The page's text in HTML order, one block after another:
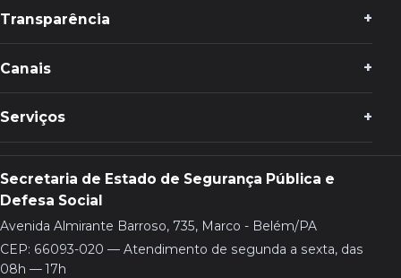
Transparência
Canais
Serviços
Secretaria de Estado de Segurança Pública e
Defesa Social
Avenida Almirante Barroso, 735, Marco - Belém/PA
CEP: 66093-020 — Atendimento de segunda a sexta, das
08h — 17h